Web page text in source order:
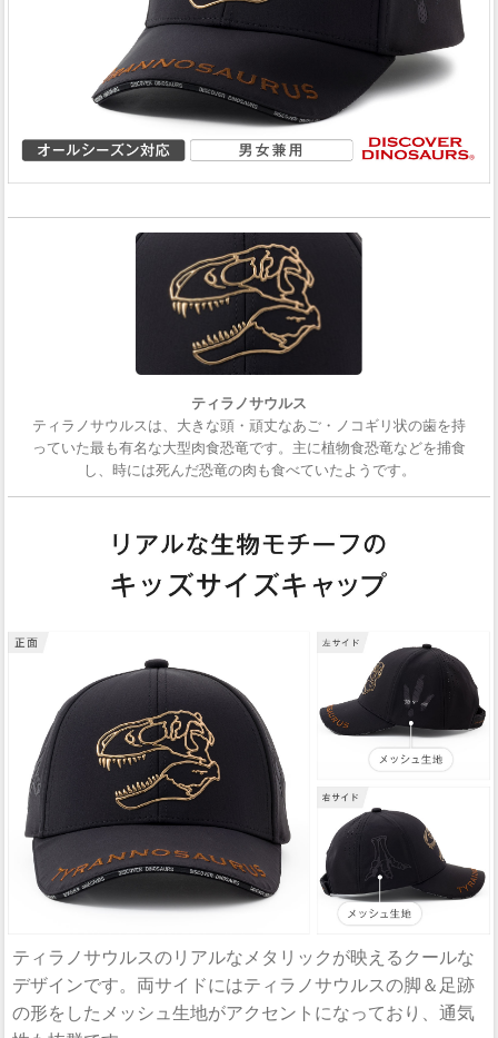
ティラノサウルス
ティラノサウルスは、大きな頭・頑丈なあご・ノコギリ状の歯を持
っていた最も有名な大型肉食恐竜です。主に植物食恐竜などを捕食
し、時には死んだ恐竜の肉も食べていたようです。
ティラノサウルスのリアルなメタリックが映えるクールな
デザインです。両サイドにはティラノサウルスの脚＆足跡
の形をしたメッシュ生地がアクセントになっており、通気